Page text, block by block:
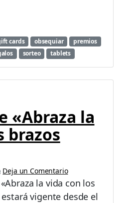
cards obsequiar
premios
sorteo tablets
«Abraza la
brazos
Deja un Comentario
la vida con los
vigente desde el